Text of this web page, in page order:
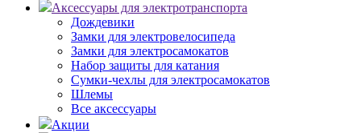
Аксессуары для электротранспорта
Дождевики
Замки для электровелосипеда
Замки для электросамокатов
Набор защиты для катания
Сумки-чехлы для электросамокатов
Шлемы
Все аксессуары
Акции